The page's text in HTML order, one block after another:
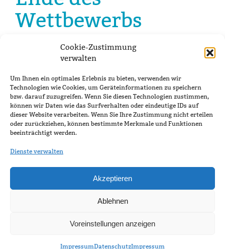
Cookie-Zustimmung
verwalten
Um Ihnen ein optimales Erlebnis zu bieten, verwenden wir
Technologien wie Cookies, um Geräteinformationen zu speichern
bzw. darauf zuzugreifen. Wenn Sie diesen Technologien zustimmen,
können wir Daten wie das Surfverhalten oder eindeutige IDs auf
dieser Website verarbeiten. Wenn Sie Ihre Zustimmung nicht erteilen
oder zurückziehen, können bestimmte Merkmale und Funktionen
beeinträchtigt werden.
Dienste verwalten
Akzeptieren
Ablehnen
Voreinstellungen anzeigen
ImpressumDatenschutzImpressum
Wettbewerbs
Die Einsendefrist beim Wettbewerb
"#ZeichenSetzen-Challenge 2022/2023" ist
Wir freuen uns über die vielen Einsendungen, die
uns erreicht haben, und drücken allen
Teilnehmenden die Daumen.
Kontakt|Impressum|Datenschutzerklärung
#RespektBW ist eine Kampagne der Landesregierung
zum gesellschaftlichen Zusammenhalt und eine
respektvolle Diskussionskultur in den Sozialen Medien.
die Kampagne im Auftrag des Ministeriums für Kultus,